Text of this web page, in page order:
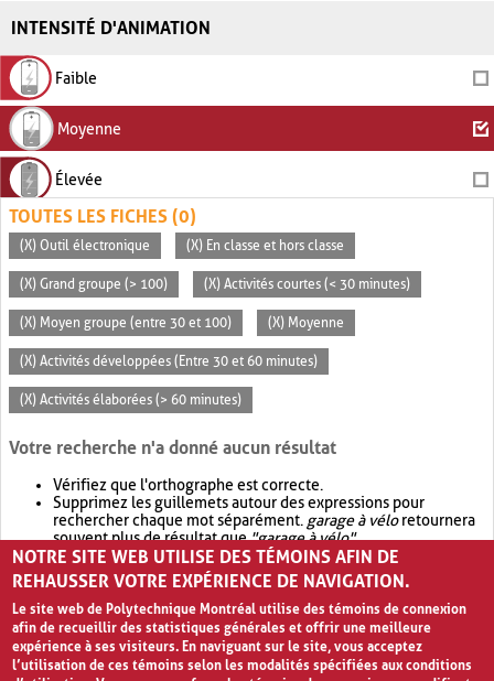
INTENSITÉ D'ANIMATION
Faible
Moyenne
Élevée
TOUTES LES FICHES (0)
(X) Outil électronique (X) En classe et hors classe
(X) Grand groupe (> 100) (X) Activités courtes (< 30 minutes)
(X) Moyen groupe (entre 30 et 100) (X) Moyenne
(X) Activités développées (Entre 30 et 60 minutes)
(X) Activités élaborées (> 60 minutes)
Votre recherche n'a donné aucun résultat
Vérifiez que l'orthographe est correcte.
Supprimez les guillemets autour des expressions pour
rechercher chaque mot séparément. garage à véloretournera
souvent plus de résultat que"garage à vélo".
Envisagez d'élargir votre recherche avec OR.garage OR vélo
retournera souvent plus de résultat quegarage à vélo
NOTRE SITE WEB UTILISE DES TÉMOINS AFIN DE
REHAUSSER VOTRE EXPÉRIENCE DE NAVIGATION.
Le site web de Polytechnique Montréal utilise des témoins de connexion
afin de recueillir des statistiques générales et offrir une meilleure
expérience à ses visiteurs. En naviguant sur le site, vous acceptez
l’utilisation de ces témoins selon les modalités spécifiées aux conditions